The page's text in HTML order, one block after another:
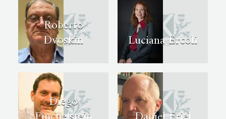
Roberto
Dvoskin Luciana Ercoli
Diego